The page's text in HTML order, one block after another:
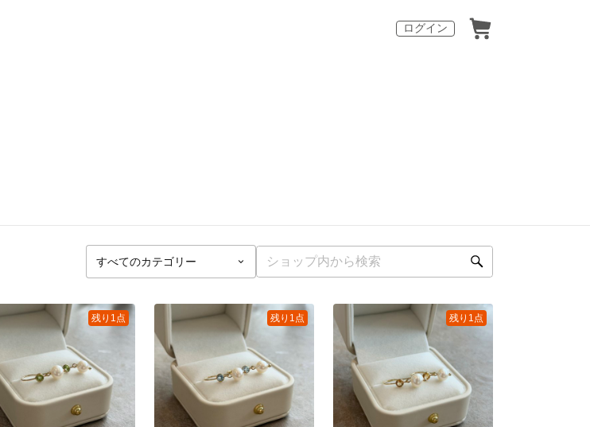
ログイン
残り1点 残り1点 残り1点